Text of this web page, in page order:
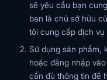
sẽ yêu cầu bạn
bạn là chủ sở hữu
tôi cung cấp dịch
Sử dụng sản phẩm,
hoặc đăng nhập
cần đủ thông tin để